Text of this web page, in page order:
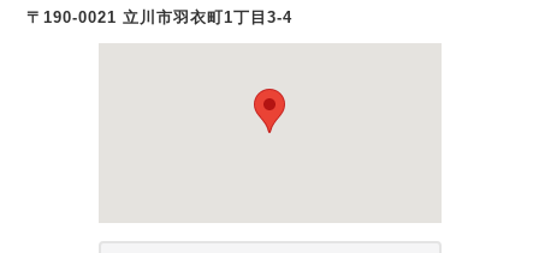
〒190-0021 立川市羽衣町1丁目3-4